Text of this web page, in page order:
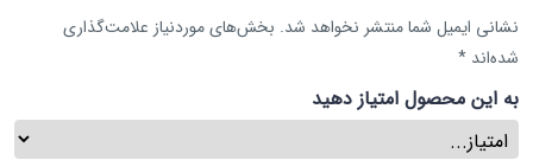
نشانی ایمیل شما منتشر نخواهد شد. بخش‌های موردنیاز علامت‌گذاری
شده‌اند *
به این محصول امتیاز دهید